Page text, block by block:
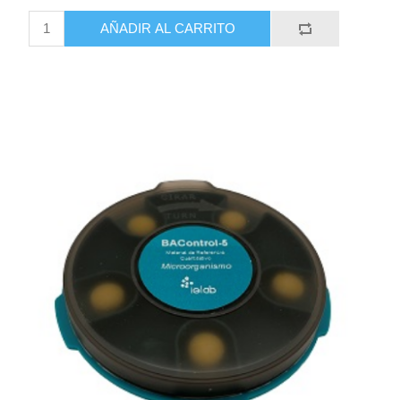
AÑADIR AL CARRITO